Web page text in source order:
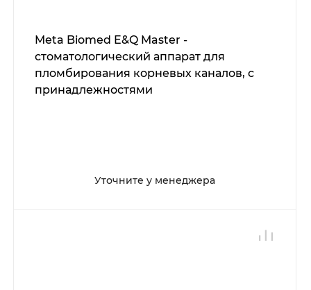
Meta Biomed E&Q Master -
стоматологический аппарат для
пломбирования корневых каналов, с
принадлежностями
Уточните у менеджера